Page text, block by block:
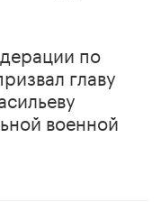
по
главу
военной